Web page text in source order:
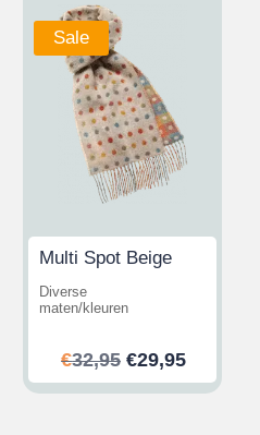
Sale
Multi Spot Beige
Diverse
maten/kleuren
€32,95 Ursprünglicher
Preis
€29,95Aktueller
Preis